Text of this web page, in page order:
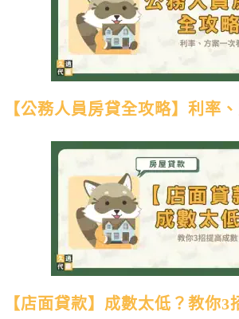
【公務人員房貸全攻略】利率
【店面貸款】成數太低？教你3